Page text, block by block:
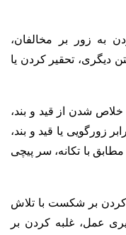
به زور بر مخالفان،
دیگری، تحقیر کردن یا
شدن از قید و بند،
زورگویی یا قید و بند،
با تکانه، سر پیچی
کردن بر شکست با تلاش
عمل، غلبه کردن بر